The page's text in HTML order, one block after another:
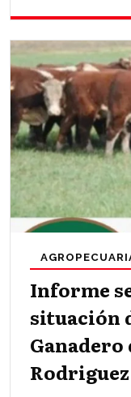
Informe
situación
Ganadero